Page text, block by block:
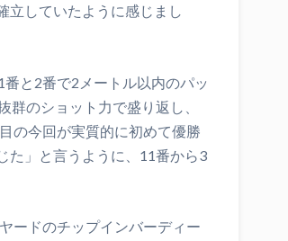
立していたように感じまし
と2番で2メートル以内のパッ
群のショット力で盛り返し、
の今回が実質的に初めて優勝
た」と言うように、11番から3
ードのチップインバーディー